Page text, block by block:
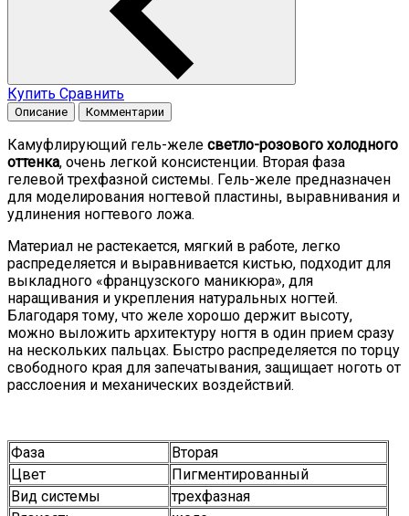
Купить Сравнить
Описание Комментарии
Камуфлирующий гель-желе светло-розового холодного
оттенка, очень легкой консистенции. Вторая фаза
гелевой трехфазной системы. Гель-желе предназначен
для моделирования ногтевой пластины, выравнивания и
удлинения ногтевого ложа.
Материал не растекается, мягкий в работе, легко
распределяется и выравнивается кистью, подходит для
выкладного «французского маникюра», для
наращивания и укрепления натуральных ногтей.
Благодаря тому, что желе хорошо держит высоту,
можно выложить архитектуру ногтя в один прием сразу
на нескольких пальцах. Быстро распределяется по торцу
свободного края для запечатывания, защищает ноготь от
расслоения и механических воздействий.
Фаза
Вторая
Цвет
Пигментированный
Вид системы
трехфазная